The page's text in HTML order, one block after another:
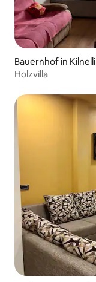
Bauernhof in Kilnelli
Holzvilla